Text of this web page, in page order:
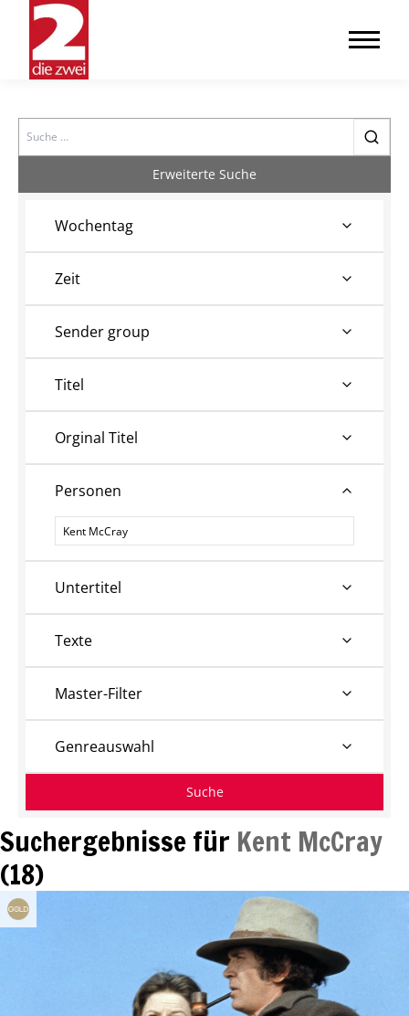
Search
Suchergebnisse für Kent McCray
(18)
Erweiterte Suche
Wochentag
Zeit
Sender group
Titel
Orginal Titel
Personen
Personen
Untertitel
Texte
Master-Filter
Genreauswahl
Suche